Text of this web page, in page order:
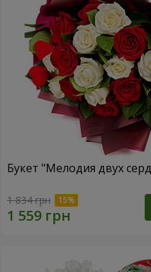
Букет "Мелодия двух
1 834 грн